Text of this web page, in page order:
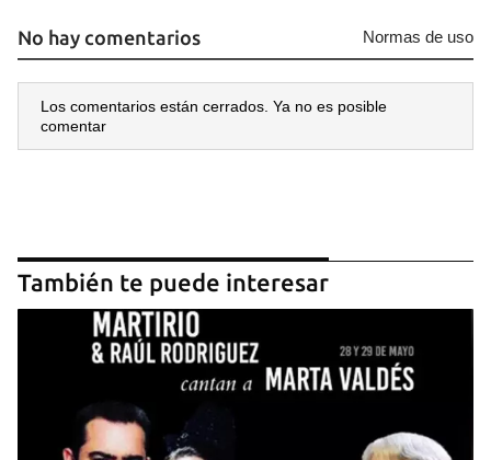
Guardar como favorito
Para poder guardar como favorito, primero has de
iniciar sesión con tu cuenta de 14ymedio.
No hay comentarios Normas de uso
Los comentarios están cerrados. Ya no es posible
comentar
También te puede interesar